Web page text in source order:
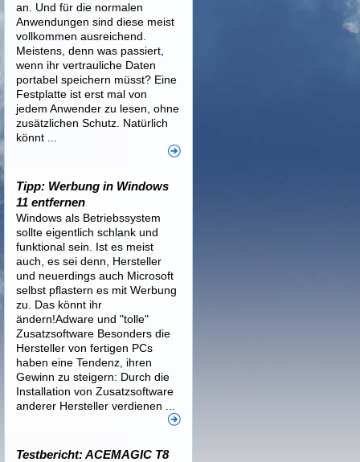
an. Und für die normalen
Anwendungen sind diese meist
vollkommen ausreichend.
Meistens, denn was passiert,
wenn ihr vertrauliche Daten
portabel speichern müsst? Eine
Festplatte ist erst mal von
jedem Anwender zu lesen, ohne
zusätzlichen Schutz. Natürlich
könnt ...
Tipp: Werbung in Windows
11 entfernen
Windows als Betriebssystem
sollte eigentlich schlank und
funktional sein. Ist es meist
auch, es sei denn, Hersteller
und neuerdings auch Microsoft
selbst pflastern es mit Werbung
zu. Das könnt ihr
ändern!Adware und "tolle"
Zusatzsoftware Besonders die
Hersteller von fertigen PCs
haben eine Tendenz, ihren
Gewinn zu steigern: Durch die
Installation von Zusatzsoftware
anderer Hersteller verdienen ...
Testbericht: ACEMAGIC T8